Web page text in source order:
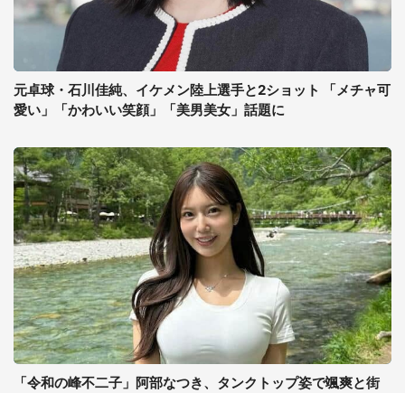
元卓球・石川佳純、イケメン陸上選手と2ショット 「メチャ可
愛い」「かわいい笑顔」「美男美女」話題に
「令和の峰不二子」阿部なつき、タンクトップ姿で颯爽と街